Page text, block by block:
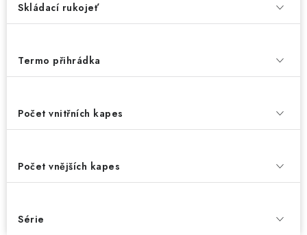
Skládací rukojeť
Termo přihrádka
Počet vnitřních kapes
Počet vnějších kapes
Série